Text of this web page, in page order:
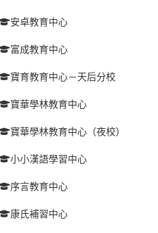
安卓教育中心
富成教育中心
寶育教育中心－天后分校
寶華學林教育中心
寶華學林教育中心（夜校）
小小漢語學習中心
序言教育中心
康氏補習中心